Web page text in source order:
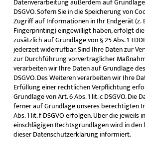
DSGVO. Sofern Sie in die Speicherung von
Zugriff auf Informationen in Ihr Endgerät (z.
Fingerprinting) eingewilligt haben, erfolgt
zusätzlich auf Grundlage von § 25 Abs. 1
jederzeit widerrufbar. Sind Ihre Daten zur
zur Durchführung vorvertraglicher
verarbeiten wir Ihre Daten auf Grundlage des
DSGVO. Des Weiteren verarbeiten wir Ihre
Erfüllung einer rechtlichen Verpflichtung
Grundlage von Art. 6 Abs. 1 lit. c DSGVO. Die
ferner auf Grundlage unseres berechtigten
Abs. 1 lit. f DSGVO erfolgen. Über die jeweils
einschlägigen Rechtsgrundlagen wird in
dieser Datenschutzerklärung informiert.